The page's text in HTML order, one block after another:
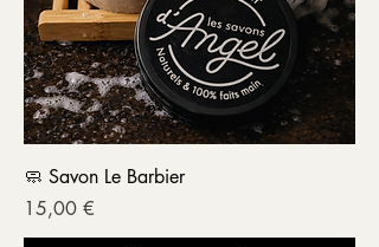
🧼 Savon Le Barbier
Prix
15,00 €